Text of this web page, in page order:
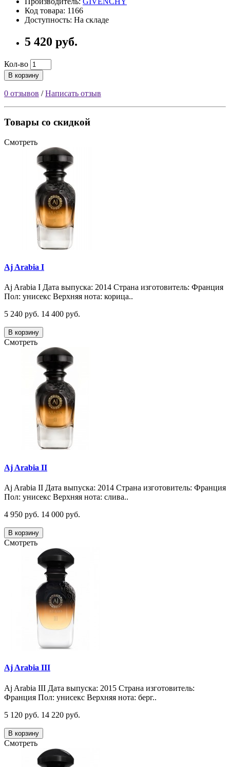
Код товара: 1166
Доступность: На складе
5 420 руб.
Кол-во
В корзину
0 отзывов /Написать отзыв
Товары со скидкой
Смотреть
Aj Arabia I
Aj Arabia I Дата выпуска: 2014 Страна изготовитель: Франция
Пол: унисекс Верхняя нота: корица..
5 240 руб. 14 400 руб.
В корзину
Смотреть
Aj Arabia II
Aj Arabia II Дата выпуска: 2014 Страна изготовитель: Франция
Пол: унисекс Верхняя нота: слива..
4 950 руб. 14 000 руб.
В корзину
Смотреть
Aj Arabia III
Aj Arabia III Дата выпуска: 2015 Страна изготовитель:
Франция Пол: унисекс Верхняя нота: берг..
5 120 руб. 14 220 руб.
В корзину
Смотреть